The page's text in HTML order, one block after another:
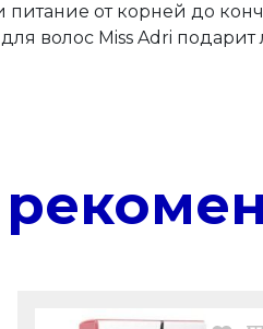
от корней до
волос Miss Adri